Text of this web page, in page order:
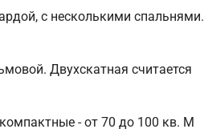
с несколькими спальнями.
Двухскатная считается
- от 70 до 100 кв. М